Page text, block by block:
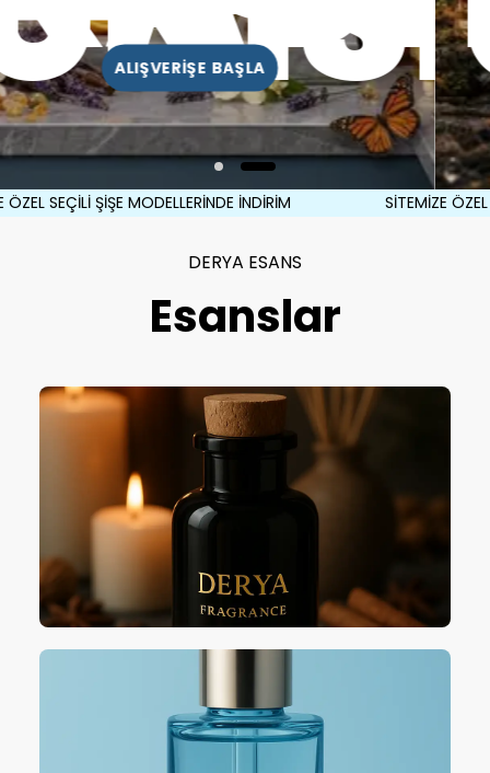
ALIŞVERİŞE BAŞLA
SEÇİLİ ŞİŞE MODELLERİNDE İNDİRİM SİTEMİZE ÖZEL
DERYA ESANS
Esanslar